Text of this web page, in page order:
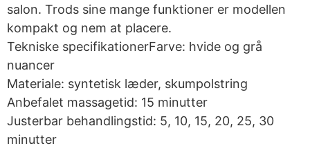
salon. Trods sine mange funktioner er modellen
kompakt og nem at placere.
Tekniske specifikationerFarve: hvide og grå
nuancer
Materiale: syntetisk læder, skumpolstring
Anbefalet massagetid: 15 minutter
Justerbar behandlingstid: 5, 10, 15, 20, 25, 30
minutter